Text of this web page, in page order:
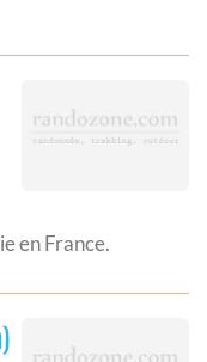
en France.